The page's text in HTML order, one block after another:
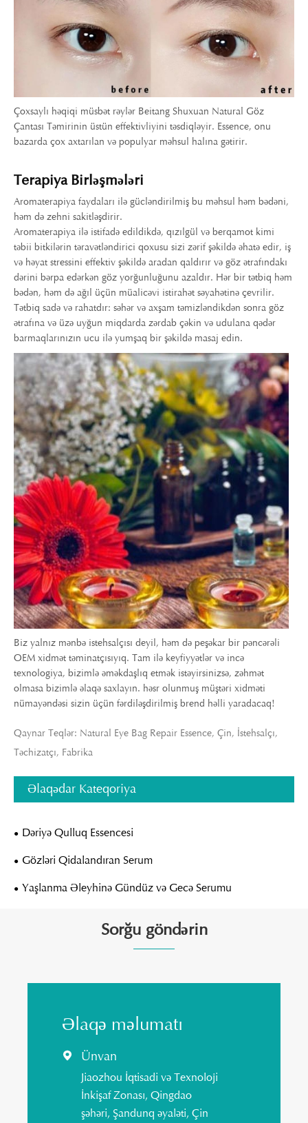
Çoxsaylı həqiqi müsbət rəylər Beitang Shuxuan Natural Göz
Çantası Təmirinin üstün effektivliyini təsdiqləyir. Essence, onu
bazarda çox axtarılan və populyar məhsul halına gətirir.
Terapiya Birləşmələri
Aromaterapiya faydaları ilə gücləndirilmiş bu məhsul həm bədəni,
həm də zehni sakitləşdirir.
Aromaterapiya ilə istifadə edildikdə, qızılgül və berqamot kimi
təbii bitkilərin təravətləndirici qoxusu sizi zərif şəkildə əhatə edir, iş
və həyat stressini effektiv şəkildə aradan qaldırır və göz ətrafındakı
dərini bərpa edərkən göz yorğunluğunu azaldır. Hər bir tətbiq həm
bədən, həm də ağıl üçün müalicəvi istirahət səyahətinə çevrilir.
Tətbiq sadə və rahatdır: səhər və axşam təmizləndikdən sonra göz
ətrafına və üzə uyğun miqdarda zərdab çəkin və udulana qədər
barmaqlarınızın ucu ilə yumşaq bir şəkildə masaj edin.
Biz yalnız mənbə istehsalçısı deyil, həm də peşəkar bir pəncərəli
OEM xidmət təminatçısıyıq. Tam ilə keyfiyyətlər və incə
texnologiya, bizimlə əməkdaşlıq etmək istəyirsinizsə, zəhmət
olmasa bizimlə əlaqə saxlayın. həsr olunmuş müştəri xidməti
nümayəndəsi sizin üçün fərdiləşdirilmiş brend həlli yaradacaq!
Qaynar Teqlər: Natural Eye Bag Repair Essence, Çin, İstehsalçı,
Təchizatçı, Fabrika
Əlaqədar Kateqoriya
Dəriyə Qulluq Essencesi
Gözləri Qidalandıran Serum
Yaşlanma Əleyhinə Gündüz və Gecə Serumu
Sorğu göndərin
Əlaqə məlumatı
 Ünvan
Jiaozhou İqtisadi və Texnoloji
İnkişaf Zonası, Qingdao
şəhəri, Şandunq əyaləti, Çin